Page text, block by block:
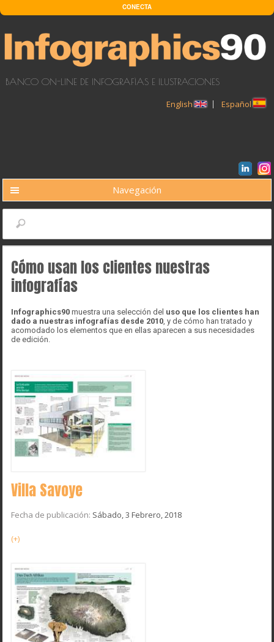
CONECTA
BANCO ON-LINE DE INFOGRAFÍAS E ILUSTRACIONES
English Español
Navegación
Buscar
Cómo usan los clientes nuestras
infografías
Infographics90 muestra una selección del uso que los clientes han
dado a nuestras infografías desde 2010 , y de cómo han tratado y
acomodado los elementos que en ellas aparecen a sus necesidades
de edición.
Villa Savoye
Fecha de publicación: Sábado, 3 Febrero, 2018
(+)